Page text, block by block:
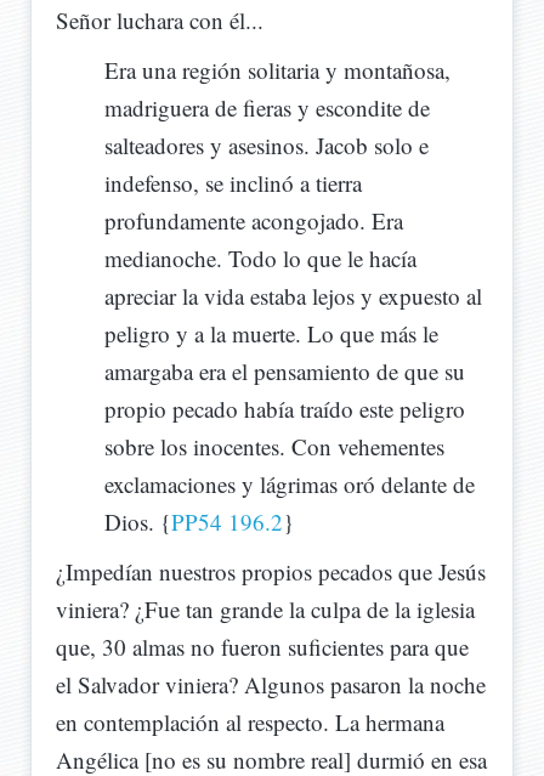
Señor luchara con él...
Era una región solitaria y montañosa,
madriguera de fieras y escondite de
salteadores y asesinos. Jacob solo e
indefenso, se inclinó a tierra
profundamente acongojado. Era
medianoche. Todo lo que le hacía
apreciar la vida estaba lejos y expuesto al
peligro y a la muerte. Lo que más le
amargaba era el pensamiento de que su
propio pecado había traído este peligro
sobre los inocentes. Con vehementes
exclamaciones y lágrimas oró delante de
Dios. {PP54 196.2}
¿Impedían nuestros propios pecados que Jesús
viniera? ¿Fue tan grande la culpa de la iglesia
que, 30 almas no fueron suficientes para que
el Salvador viniera? Algunos pasaron la noche
en contemplación al respecto. La hermana
Angélica [no es su nombre real] durmió en esa